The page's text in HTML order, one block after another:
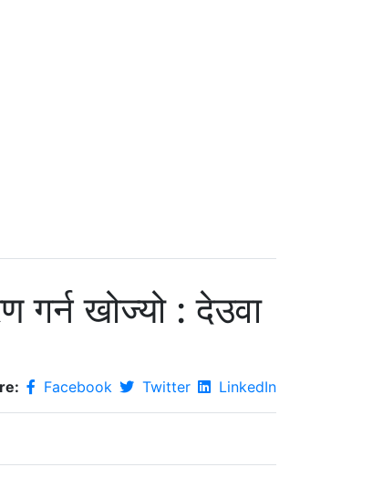
गर्न खोज्यो : देउवा
Facebook Twitter LinkedIn